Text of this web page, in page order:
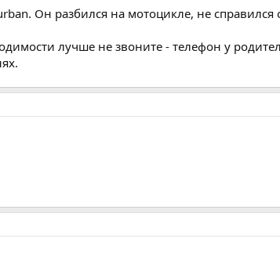
Он разбился на мотоцикле, не
лучше не звоните - телефон у